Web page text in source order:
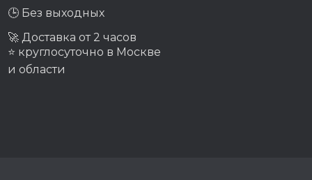
🕒 Без выходных
🚀 Доставка от 2 часов
⭐ круглосуточно в Москве
и области